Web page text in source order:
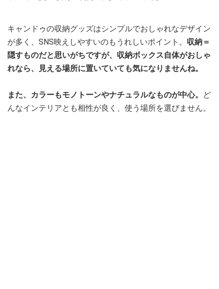
キャンドゥの収納グッズはシンプルでおしゃれなデザイン
が多く、SNS映えしやすいのもうれしいポイント。 収納＝
隠すものだと思いがちですが、収納ボックス自体がおしゃ
れなら、見える場所に置いていても気になりませんね。
また、カラーもモノトーンやナチュラルなものが中心。
ど
んなインテリアとも相性が良く、使う場所を選びません。